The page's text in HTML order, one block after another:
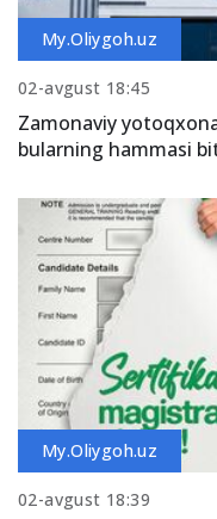
My.Oliygoh.uz
02-avgust 18:45
Zamonaviy
bularning hammasi
My.Oliygoh.uz
02-avgust 18:39